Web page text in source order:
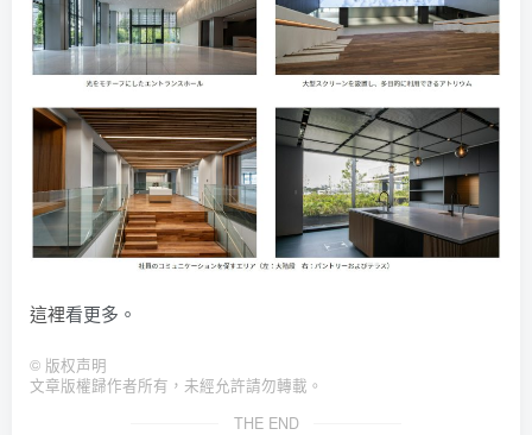
這裡看更多。
© 版权声明
文章版權歸作者所有，未經允許請勿轉載。
THE END